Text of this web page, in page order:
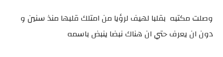
وصلت مكتبه بقلبا لهيف لرؤيا من امتلك قلبها منذ سنين و
دون ان يعرف حتي ان هناك نبضا ينبض باسمه